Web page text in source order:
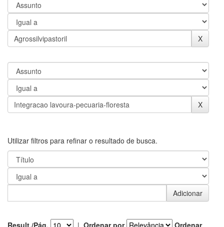
Utilizar filtros para refinar o resultado de busca.
Result./Pág. | Ordenar por
Ordenar